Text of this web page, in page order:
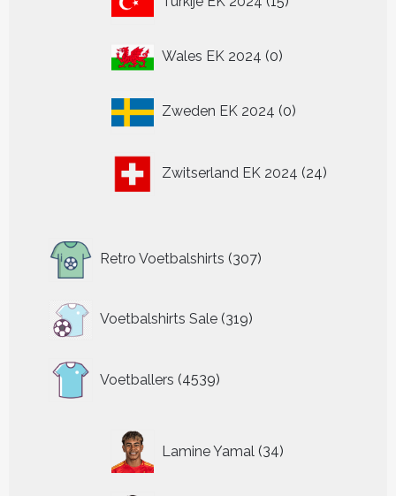
producten
Wales EK 2024 00
Zweden EK 2024 0
producten
Zwitserland EK 2024 24
producten
Retro Voetbalshirts 307
producten
Voetbalshirts Sale 319
319
Voetballers 4539
producten
Lamine Yamal 34
producten